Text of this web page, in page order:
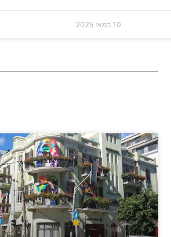
10 במאי 2025